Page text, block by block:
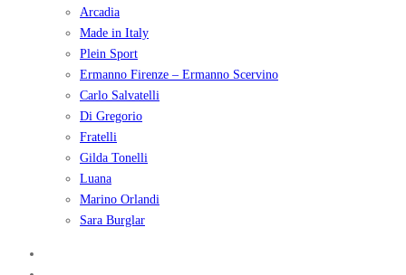
Arcadia
Made in Italy
Plein Sport
Ermanno Firenze – Ermanno Scervino
Carlo Salvatelli
Di Gregorio
Fratelli
Gilda Tonelli
Luana
Marino Orlandi
Sara Burglar